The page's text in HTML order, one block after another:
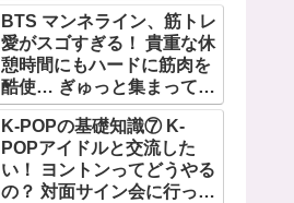
るその人物は大よろこび！
まさに「成功したファン」
だと話題沸騰
BTS マンネライン、筋トレ
愛がスゴすぎる！ 貴重な休
憩時間にもハードに筋肉を
酷使… ぎゅっと集まってお
互いの体に負荷をかけあう
３人のトレーニング風景が
かわいすぎるとファンくぎ
づけ
K-POPの基礎知識⑦ K-
POPアイドルと交流した
い！ ヨントンってどうやる
の？ 対面サイン会に行って